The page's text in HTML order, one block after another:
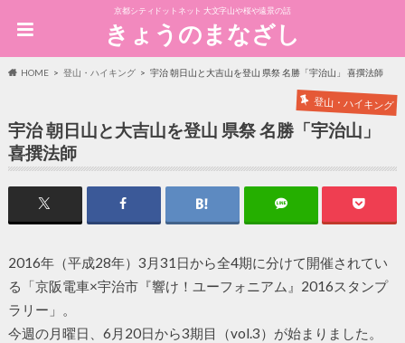
京都シティドットネット 大文字山や桜や遠景の話
きょうのまなざし
HOME 登山・ハイキング 宇治 朝日山と大吉山を登山 県祭 名勝「宇治山」 喜撰法師
登山・ハイキング
宇治 朝日山と大吉山を登山 県祭 名勝「宇治山」
喜撰法師
2016年（平成28年）3月31日から全4期に分けて開催されてい
る「京阪電車×宇治市『響け！ユーフォニアム』2016スタンプ
ラリー」。
今週の月曜日、6月20日から3期目（vol.3）が始まりました。